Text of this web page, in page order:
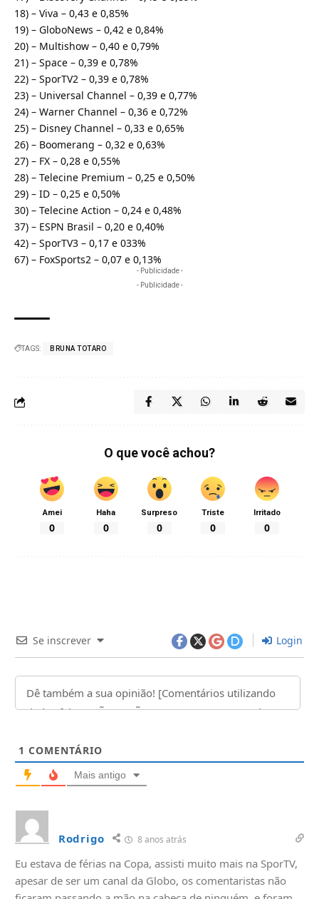
18) – Viva – 0,43 e 0,85%
19) – GloboNews – 0,42 e 0,84%
20) – Multishow – 0,40 e 0,79%
21) – Space – 0,39 e 0,78%
22) – SporTV2 – 0,39 e 0,78%
23) – Universal Channel – 0,39 e 0,77%
24) – Warner Channel – 0,36 e 0,72%
25) – Disney Channel – 0,33 e 0,65%
26) – Boomerang – 0,32 e 0,63%
27) – FX – 0,28 e 0,55%
28) – Telecine Premium – 0,25 e 0,50%
29) – ID – 0,25 e 0,50%
30) – Telecine Action – 0,24 e 0,48%
37) – ESPN Brasil – 0,20 e 0,40%
42) – SporTV3 – 0,17 e 033%
67) – FoxSports2 – 0,07 e 0,13%
- Publicidade -
- Publicidade -
TAGS: BRUNA TOTARO
O que você achou?
Amei
0
Haha
0
Surpreso
0
Triste
0
Irritado
0
Se inscrever Login
1 COMENTÁRIO
Mais antigo
Rodrigo 8 anos atrás
Eu estava de férias na Copa, assisti muito mais na SporTV,
apesar de ser um canal da Globo, os comentaristas não